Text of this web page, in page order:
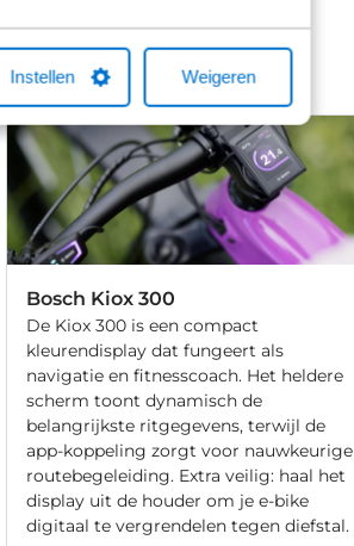
Instellen Weigeren
Bosch Kiox 300
De Kiox 300 is een compact
kleurendisplay dat fungeert als
navigatie en fitnesscoach. Het heldere
scherm toont dynamisch de
belangrijkste ritgegevens, terwijl de
app-koppeling zorgt voor nauwkeurige
routebegeleiding. Extra veilig: haal het
display uit de houder om je e-bike
digitaal te vergrendelen tegen diefstal.